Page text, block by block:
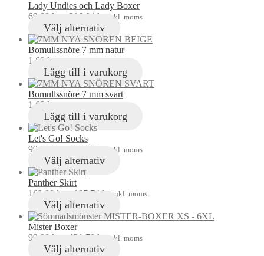
Lady Undies och Lady Boxer
69,00 kr 216,04 kr inkl. moms
Välj alternativ
Bomullssnöre 7 mm natur
1,60 kr
Lägg till i varukorg
Bomullssnöre 7 mm svart
1,60 kr
Lägg till i varukorg
Let's Go! Socks
99,00 kr 121,70 kr inkl. moms
Välj alternativ
Panther Skirt
169,00 kr 187,74 kr inkl. moms
Välj alternativ
Mister Boxer
99,00 kr 121,70 kr inkl. moms
Välj alternativ